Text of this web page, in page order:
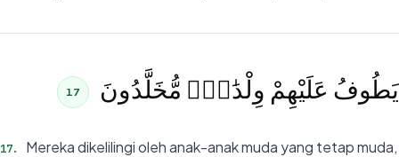
يَطُوفُ عَلَيْهِمْ وِلْدَٰنٌۭ مُّخَلَّدُونَ 17
17. Mereka dikelilingi oleh anak-anak muda yang tetap muda,